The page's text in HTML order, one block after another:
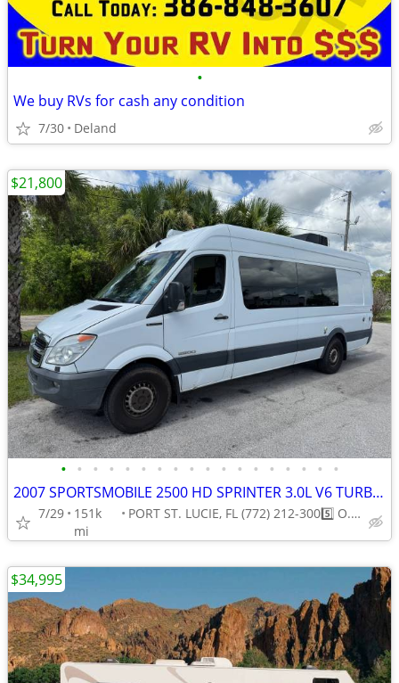
•
We buy RVs for cash any condition
7/30 Deland
• • • • • • • • • • • • • • • • • •
2007 SPORTSMOBILE 2500 HD SPRINTER 3.0L V6 TURBO DIESEL* ONLY 151K *F
7/29
151k
mi
PORT ST. LUCIE, FL (772) 212-3005️⃣ O.B.O
$21,800
$34,995